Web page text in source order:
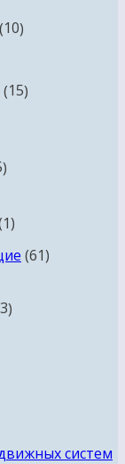
1010
15товаров
товаров
11
товар
6161
3товара
систем